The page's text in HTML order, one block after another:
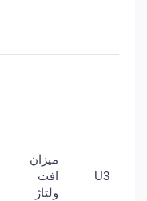
U3
میزان
افت
ولتاژ